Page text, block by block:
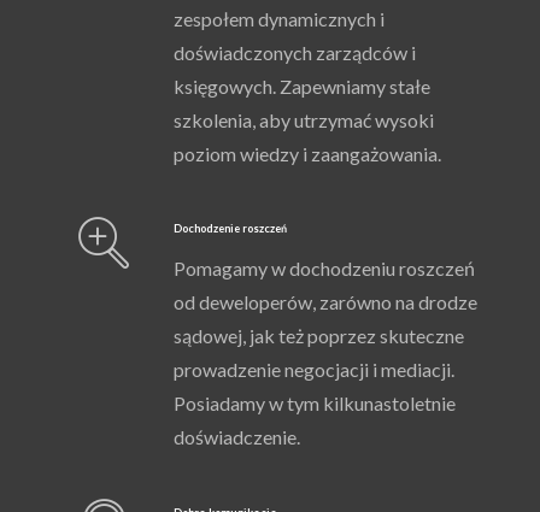
zespołem dynamicznych i
doświadczonych zarządców i
księgowych. Zapewniamy stałe
szkolenia, aby utrzymać wysoki
poziom wiedzy i zaangażowania.
Dochodzenie roszczeń
Pomagamy w dochodzeniu roszczeń
od deweloperów, zarówno na drodze
sądowej, jak też poprzez skuteczne
prowadzenie negocjacji i mediacji.
Posiadamy w tym kilkunastoletnie
doświadczenie.